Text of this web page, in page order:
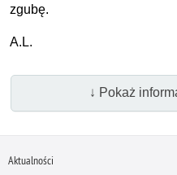
zgubę.
A.L.
↓ Pokaż
Aktualności